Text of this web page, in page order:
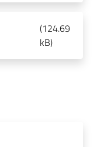
(124.69
kB)